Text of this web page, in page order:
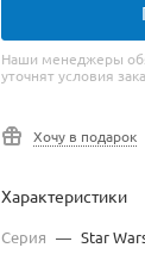
Наши менеджеры
уточнят условия
Хочу в подарок
Характеристики
Серия — Star